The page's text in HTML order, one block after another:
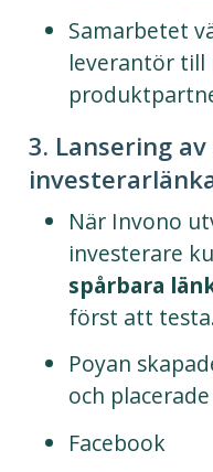
Samarbetet
leverantör till
3. Lansering
När Invono
investerare
spårbara
först att
Poyan
och
Facebook